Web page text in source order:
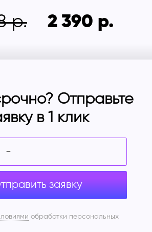
2 390
Отправьте
в 1 клик
заявку
обработки персональных